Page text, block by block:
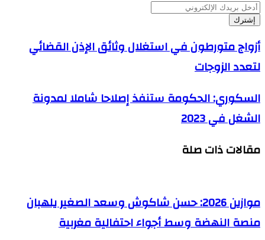
أدخل
بريدك
الإلكتروني
أزواج
متورطون
في
الإذن
لتعدد
أزواج متورطون في استغلال وثائق الإذن القضائي
لتعدد الزوجات
السكوري:
الحكومة
ستنفذ
لمدونة
السكوري: الحكومة ستنفذ إصلاحا شاملا لمدونة
الشغل في 2023
مقالات ذات صلة
موازين 2026: حسن شاكوش وسعد الصغير يلهبان
منصة النهضة وسط أجواء احتفالية مغربية